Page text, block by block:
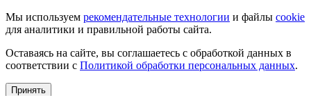
Мы используем рекомендательные технологии и файлы cookie
для аналитики и правильной работы сайта.
Оставаясь на сайте, вы соглашаетесь с обработкой данных в
соответствии с Политикой обработки персональных данных.
Принять